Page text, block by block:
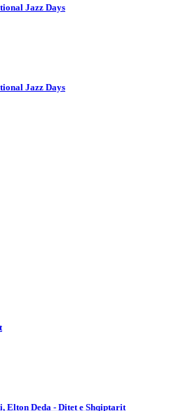
Jazz Days
Jazz Days
Elton Deda - Ditet e Shqiptarit